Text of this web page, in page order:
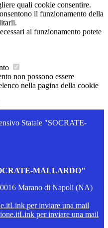
quali cookie consentire.
il funzionamento della
al funzionamento potete
non possono essere
nella pagina della cookie
Statale "SOCRATE-
MALLARDO"
Marano di Napoli (NA)
Link per inviare una mail
Link per inviare una mail